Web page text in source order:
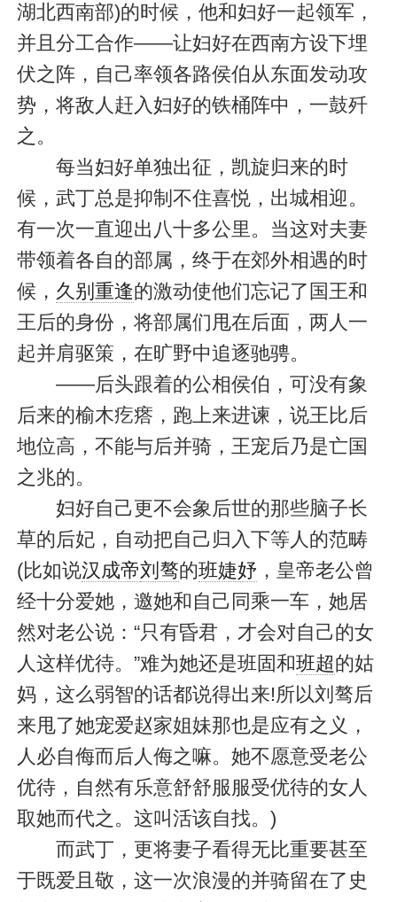
湖北西南部)的时候，他和妇好一起领军，
并且分工合作——让妇好在西南方设下埋
伏之阵，自己率领各路侯伯从东面发动攻
势，将敌人赶入妇好的铁桶阵中，一鼓歼
之。
每当妇好单独出征，凯旋归来的时
候，武丁总是抑制不住喜悦，出城相迎。
有一次一直迎出八十多公里。当这对夫妻
带领着各自的部属，终于在郊外相遇的时
候， 久别重逢的激动使他们忘记了国王和
王后的身份，将部属们甩在后面，两人一
起并肩驱策，在旷野中追逐驰骋。
——后头跟着的公相侯伯，可没有象
后来的榆木疙瘩，跑上来进谏，说王比后
地位高，不能与后并骑，王宠后乃是亡国
之兆的。
妇好自己更不会象后世的那些脑子长
草的后妃，自动把自己归入下等人的范畴
(比如说汉成帝刘骜的班婕妤 ，皇帝老公曾
经十分爱她，邀她和自己同乘一车，她居
然对老公说：“只有昏君，才会对自己的女
人这样优待。”难为她还是班固和班超的姑
妈，这么弱智的话都说得出来!所以刘骜后
来甩了她宠爱赵家姐妹那也是应有之义，
人必自侮而后人侮之嘛。她不愿意受老公
优待，自然有乐意舒舒服服受优待的女人
取她而代之。这叫活该自找。)
而武丁，更将妻子看得无比重要甚至
于既爱且敬，这一次浪漫的并骑留在了史